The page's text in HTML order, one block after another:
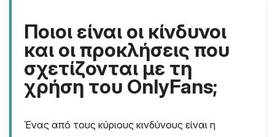
Ποιοι είναι οι κίνδυνοι
και οι προκλήσεις που
σχετίζονται με τη
χρήση του OnlyFans;
Ένας από τους κύριους κινδύνους είναι η